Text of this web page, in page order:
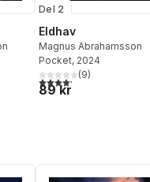
antal röster:
Del 2
Eldhav
Magnus Abrahamsson
Pocket, 2024
4,2utav 5 stjärnor.
(9)
89 kr